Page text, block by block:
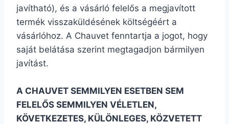
javítható), és a vásárló felelős a megjavított
termék visszaküldésének költségéért a
vásárlóhoz. A Chauvet fenntartja a jogot, hogy
saját belátása szerint megtagadjon bármilyen
javítást.
A CHAUVET SEMMILYEN ESETBEN SEM
FELELŐS SEMMILYEN VÉLETLEN,
KÖVETKEZETES, KÜLÖNLEGES, KÖZVETETT